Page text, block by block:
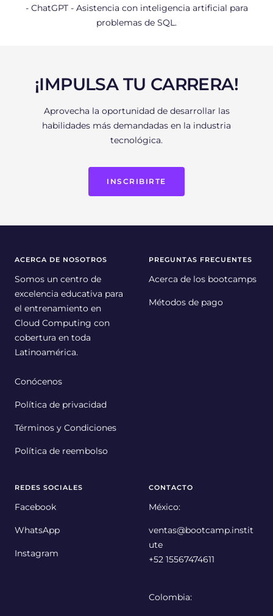
- ChatGPT - Asistencia con inteligencia artificial para
problemas de SQL.
¡IMPULSA TU CARRERA!
Aprovecha la oportunidad de desarrollar las
habilidades más demandadas en la industria
tecnológica.
INSCRIBIRTE
ACERCA DE NOSOTROS
Somos un centro de
excelencia educativa para
el entrenamiento en
Cloud Computing con
cobertura en toda
Latinoamérica.
Conócenos
Política de privacidad
Términos y Condiciones
Política de reembolso
PREGUNTAS FRECUENTES
Acerca de los bootcamps
Métodos de pago
REDES SOCIALES
Facebook
WhatsApp
Instagram
CONTACTO
México:
ventas@bootcamp.instit
ute
+52 15567474611
Colombia: